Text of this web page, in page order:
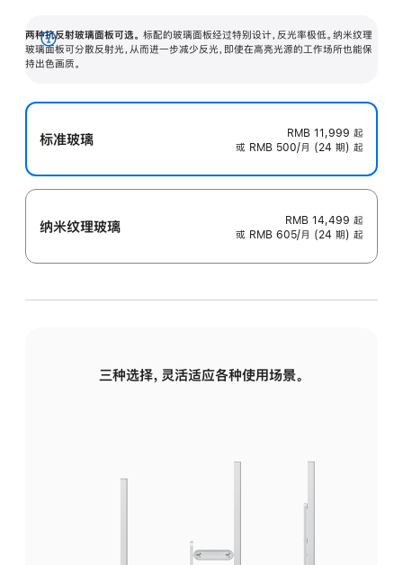
两种抗反射玻璃面板可选。 标配的玻璃面板经过特别设计，反光率极低。纳米纹理
玻璃面板可分散反射光，从而进一步减少反光，即使在高亮光源的工作场所也能保
持出色画质。
展
开
标准玻璃 RMB 11,999 起
或 RMB 500/月 (24 期) 起
纳米纹理玻璃 RMB 14,499 起
或 RMB 605/月 (24 期) 起
三种选择，灵活适应各种使用场景。